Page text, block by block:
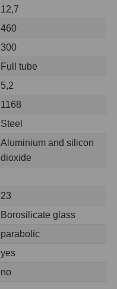
12,7
460
300
Full tube
5,2
1168
Steel
Aluminium and silicon
dioxide
23
Borosilicate glass
parabolic
yes
no